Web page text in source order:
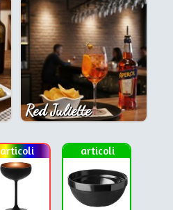
Red Juliette
articoli articoli